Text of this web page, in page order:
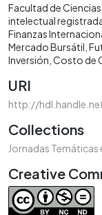
Facultad de
intelectual
Finanzas
Mercado Bursátil
Inversión Costo de
URI
http://
Collections
Jornadas Temáticas
Creative